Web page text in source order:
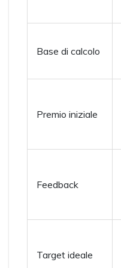
Base di calcolo
Premio iniziale
Feedback
Target ideale